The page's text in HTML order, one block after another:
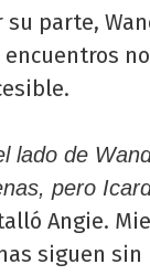
su parte,
encuentros
lado de
pero
Angie.
siguen